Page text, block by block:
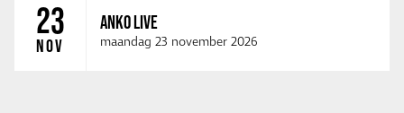
23
NOV
ANKO LIVE
maandag 23 november 2026